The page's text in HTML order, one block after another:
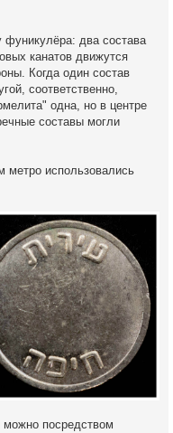
фуникулёра: два состава
канатов движутся
Когда один состав
соответственно,
одна, но в центре
составы могли
метро использовались
можно посредством